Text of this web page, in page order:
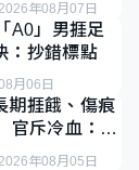
年08月07日
A0」男捱足
：抄錯標點
月06日
期捱餓、傷痕
斥冷血：同
2026年08月05日